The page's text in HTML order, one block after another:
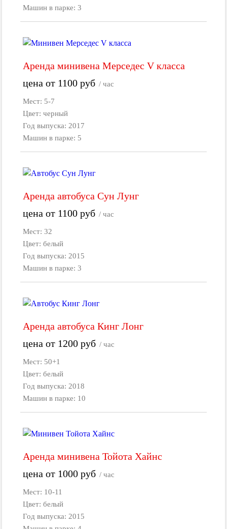
Машин в парке: 3
Аренда минивена Мерседес V класса
цена от 1100руб / час
Мест: 5-7
Цвет: черный
Год выпуска: 2017
Машин в парке: 5
Аренда автобуса Сун Лунг
цена от 1100руб / час
Мест: 32
Цвет: белый
Год выпуска: 2015
Машин в парке: 3
Аренда автобуса Кинг Лонг
цена от 1200руб / час
Мест: 50+1
Цвет: белый
Год выпуска: 2018
Машин в парке: 10
Аренда минивена Тойота Хайнс
цена от 1000руб / час
Мест: 10-11
Цвет: белый
Год выпуска: 2015